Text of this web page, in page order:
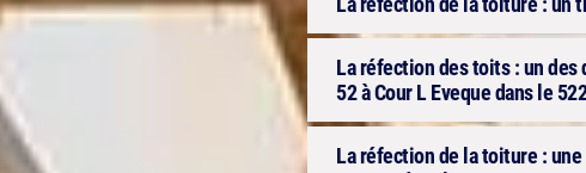
La réfection des toits : un des
52 à Cour L Eveque dans le
La réfection de la toiture :